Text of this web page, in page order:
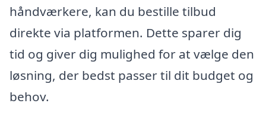
håndværkere, kan du bestille tilbud
direkte via platformen. Dette sparer dig
tid og giver dig mulighed for at vælge den
løsning, der bedst passer til dit budget og
behov.